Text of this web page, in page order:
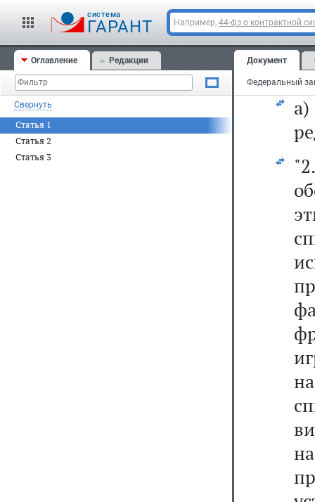
cистема
ГАРАНТ Например, 44-фз о контрактной
Оглавление Редакции
Свернуть
Статья 1
Статья 2
Статья 3
Документ